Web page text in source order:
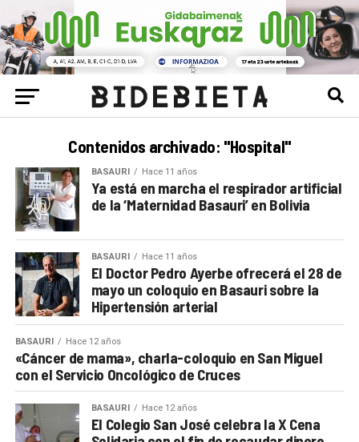
Contenidos archivado: "Hospital"
BASAURI Hace 11 años
Ya está en marcha el respirador artificial
de la ‘Maternidad Basauri’ en Bolivia
BASAURI Hace 11 años
El Doctor Pedro Ayerbe ofrecerá el 28 de
mayo un coloquio en Basauri sobre la
Hipertensión arterial
BASAURI Hace 12 años
«Cáncer de mama», charla-coloquio en San Miguel
con el Servicio Oncológico de Cruces
BASAURI Hace 12 años
El Colegio San José celebra la X Cena